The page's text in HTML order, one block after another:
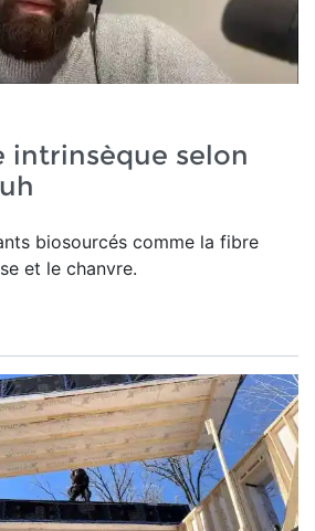
intrinsèque selon
biosourcés comme la fibre
et le chanvre.